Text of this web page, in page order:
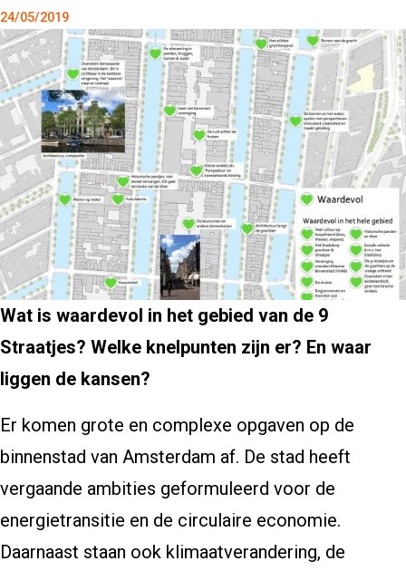
24/05/2019
Wat is waardevol in het gebied van de 9
Straatjes? Welke knelpunten zijn er? En waar
liggen de kansen?
Er komen grote en complexe opgaven op de
binnenstad van Amsterdam af. De stad heeft
vergaande ambities geformuleerd voor de
energietransitie en de circulaire economie.
Daarnaast staan ook klimaatverandering, de